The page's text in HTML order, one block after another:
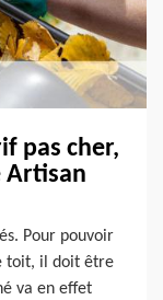
pas cher,
Artisan
Pour pouvoir
toit, il doit être
va en effet